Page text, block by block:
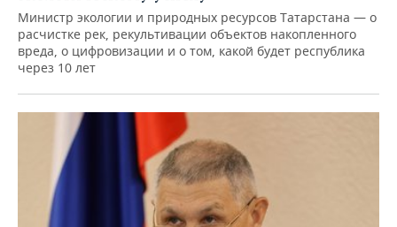
Министр экологии и природных ресурсов Татарстана — о
расчистке рек, рекультивации объектов накопленного
вреда, о цифровизации и о том, какой будет республика
через 10 лет